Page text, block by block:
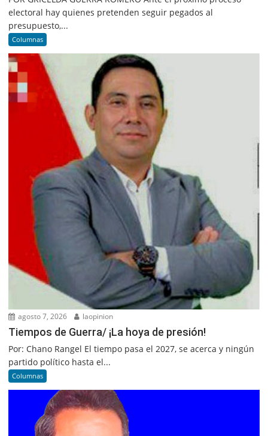
electoral hay quienes pretenden seguir pegados al
presupuesto,...
Columnas
agosto 7, 2026 laopinion
Tiempos de Guerra/ ¡La hoya de presión!
Por: Chano Rangel El tiempo pasa el 2027, se acerca y ningún
partido político hasta el...
Columnas